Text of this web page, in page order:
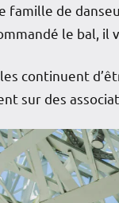
famille de
le bal, il
continuent
sur des